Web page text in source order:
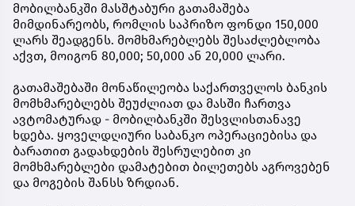
მობილბანკში მასშტაბური გათამაშება
მიმდინარეობს, რომლის საპრიზო ფონდი 150,000
ლარს შეადგენს. მომხმარებლებს შესაძლებლობა
აქვთ, მოიგონ 80,000; 50,000 ან 20,000 ლარი.
გათამაშებაში მონაწილეობა საქართველოს ბანკის
მომხმარებლებს შეუძლიათ და მასში ჩართვა
ავტომატურად - მობილბანკში შესვლისთანავე
ხდება. ყოველდღიური საბანკო ოპერაციებისა და
ბარათით გადახდების შესრულებით კი
მომხმარებლები დამატებით ბილეთებს აგროვებენ
და მოგების შანსს ზრდიან.